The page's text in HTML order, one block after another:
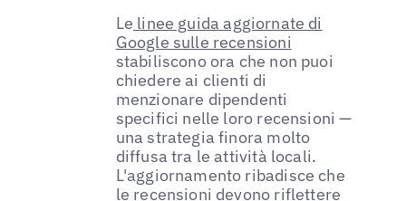
Le linee guida aggiornate di
Google sulle recensioni
stabiliscono ora che non puoi
chiedere ai clienti di
menzionare dipendenti
specifici nelle loro recensioni —
una strategia finora molto
diffusa tra le attività locali.
L'aggiornamento ribadisce che
le recensioni devono riflettere